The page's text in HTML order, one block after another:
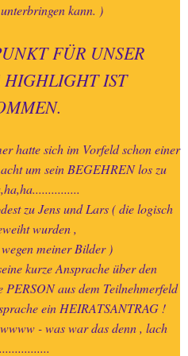
kann. )
FÜR UNSER
HIGHLIGHT IST
hatte sich im Vorfeld schon einer
um sein BEGEHREN los zu
zu Jens und Lars ( die logisch
wurden ,
meiner Bilder )
kurze Ansprache über den
PERSON aus dem Teilnehmerfeld
ein HEIRATSANTRAG !
- was war das denn , lach